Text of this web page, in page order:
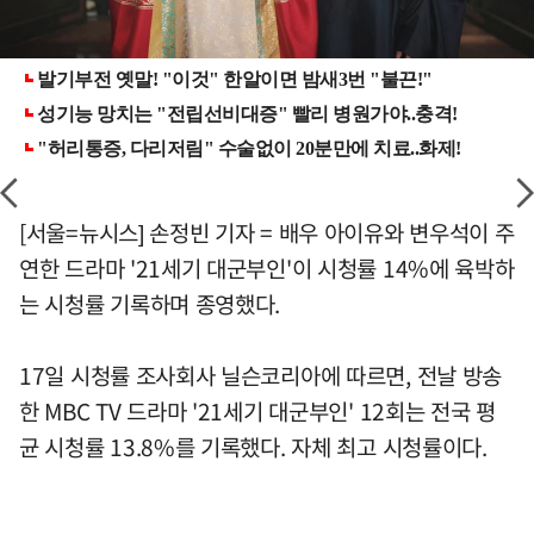
[서울=뉴시스] 손정빈 기자 = 배우 아이유와 변우석이 주
연한 드라마 '21세기 대군부인'이 시청률 14%에 육박하
는 시청률 기록하며 종영했다.
17일 시청률 조사회사 닐슨코리아에 따르면, 전날 방송
한 MBC TV 드라마 '21세기 대군부인' 12회는 전국 평
균 시청률 13.8%를 기록했다. 자체 최고 시청률이다.